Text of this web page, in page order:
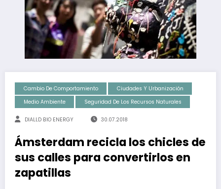
Cambio De Comportamiento
Ciudades Y Urbanización
Medio Ambiente
Seguridad De Los Recursos Naturales
DIALLD BIO ENERGY 30.07.2018
Ámsterdam recicla los chicles de
sus calles para convertirlos en
zapatillas